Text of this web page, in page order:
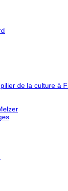
de la culture à